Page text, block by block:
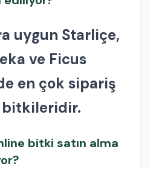
uygun Starliçe,
ve Ficus
en çok sipariş
bitkileridir.
bitki satın alma